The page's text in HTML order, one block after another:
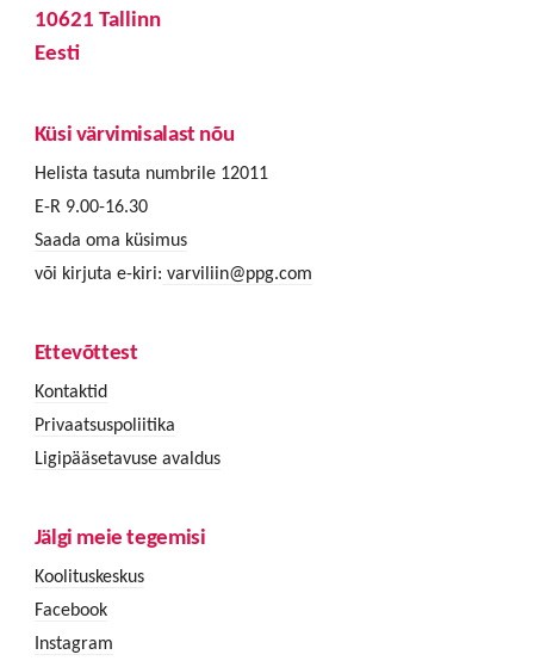
10621 Tallinn
Eesti
Küsi värvimisalast nõu
Helista tasuta numbrile 12011
E-R 9.00-16.30
Saada oma küsimus
või kirjuta e-kiri: varviliin@ppg.com
Ettevõttest
Kontaktid
Privaatsuspoliitika
Ligipääsetavuse avaldus
Jälgi meie tegemisi
Koolituskeskus
Facebook
Instagram